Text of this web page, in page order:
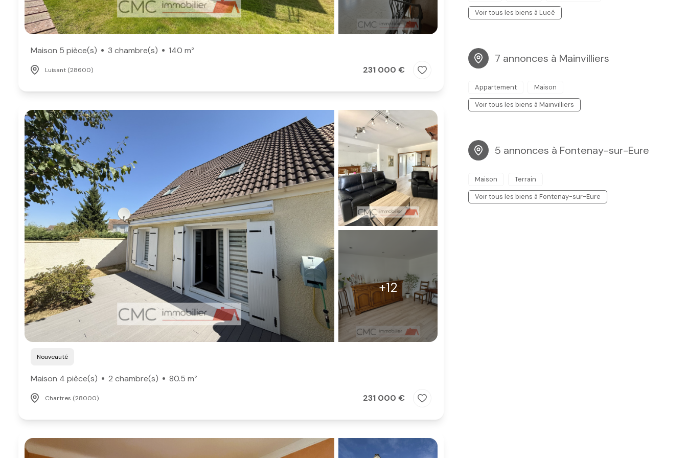
Maison 5 pièce(s) 3 chambre(s) 140 m²
Luisant (28600) 231 000 €
+12
Nouveauté
Maison 4 pièce(s) 2 chambre(s) 80.5 m²
Chartres (28000) 231 000 €
Voir tous les biens à Lucé
7 annonces à Mainvilliers
Appartement
Maison
Voir tous les biens à Mainvilliers
5 annonces à Fontenay-sur-Eure
Maison
Terrain
Voir tous les biens à Fontenay-sur-Eure